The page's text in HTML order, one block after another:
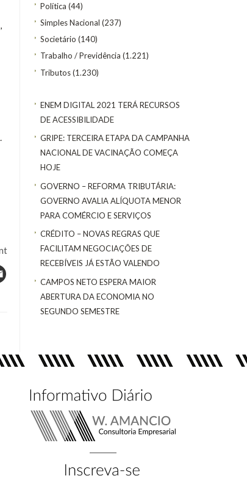
Política (44)
Simples Nacional (237)
Societário (140)
Trabalho / Previdência (1.221)
Tributos(1.230)
ENEM DIGITAL 2021 TERÁ RECURSOS
DE ACESSIBILIDADE
GRIPE: TERCEIRA ETAPA DA CAMPANHA
NACIONAL DE VACINAÇÃO COMEÇA
HOJE
GOVERNO – REFORMA TRIBUTÁRIA:
GOVERNO AVALIA ALÍQUOTA MENOR
PARA COMÉRCIO E SERVIÇOS
CRÉDITO – NOVAS REGRAS QUE
FACILITAM NEGOCIAÇÕES DE
RECEBÍVEIS JÁ ESTÃO VALENDO
CAMPOS NETO ESPERA MAIOR
ABERTURA DA ECONOMIA NO
SEGUNDO SEMESTRE